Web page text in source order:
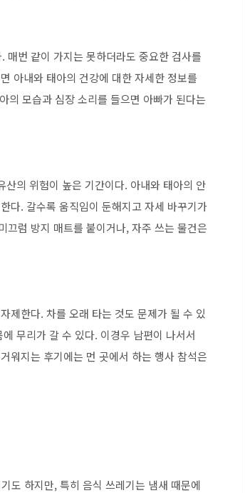
매번 같이 가지는 못하더라도 중요한 검사를
아내와 태아의 건강에 대한 자세한 정보를
의 모습과 심장 소리를 들으면 아빠가 된다는
의 위험이 높은 기간이다. 아내와 태아의 안
다. 갈수록 움직임이 둔해지고 자세 바꾸기가
끄럼 방지 매트를 붙이거나, 자주 쓰는 물건은
제한다. 차를 오래 타는 것도 문제가 될 수 있
무리가 갈 수 있다. 이경우 남편이 나서서
워지는 후기에는 먼 곳에서 하는 행사 참석은
도 하지만, 특히 음식 쓰레기는 냄새 때문에